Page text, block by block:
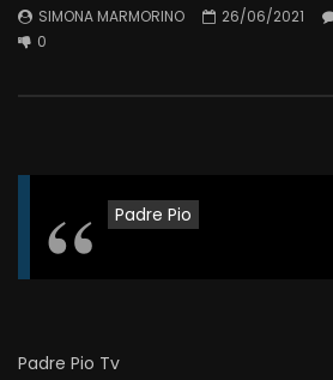
SIMONA MARMORINO 26/06/2021
0
Padre Pio
Padre Pio Tv